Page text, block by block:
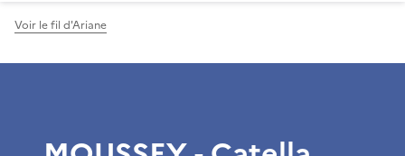
Voir le fil d'Ariane